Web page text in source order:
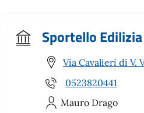
Sportello
Via Cavalieri di V.
0523820441
Mauro Drago